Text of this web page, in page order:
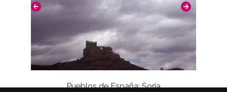
Pueblos de España: Soria